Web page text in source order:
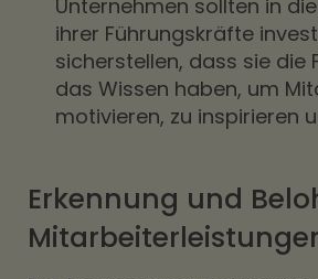
Unternehmen sollten in
ihrer Führungskräfte
sicherstellen, dass sie die
das Wissen haben, um
motivieren, zu inspirieren
Erkennung und